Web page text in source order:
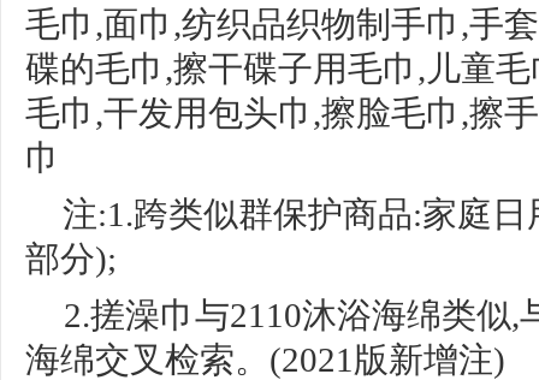
毛巾 ,面巾 ,纺织品织物制手巾,手
碟的毛巾 ,擦干碟子用毛巾 ,儿童
毛巾 ,干发用包头巾 ,擦脸毛巾 ,擦
巾
注:1.跨类似群保护商品:家庭日
部分);
2.搓澡巾与2110沐浴海绵类似
海绵交叉检索。 (2021版新增注)